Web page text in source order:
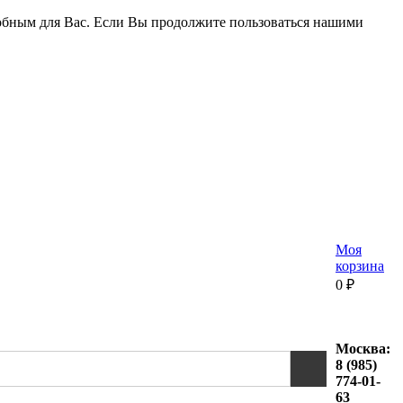
для Вас. Если Вы продолжите пользоваться нашими
Моя
корзина
0 ₽
Москва:
8 (985)
774-01-
63